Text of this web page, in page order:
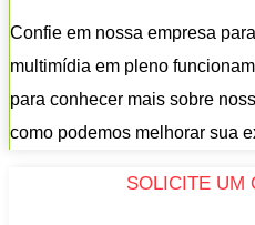
Confie em nossa empresa
multimídia em pleno
para conhecer mais sobre
como podemos melhorar sua
SOLICITE UM